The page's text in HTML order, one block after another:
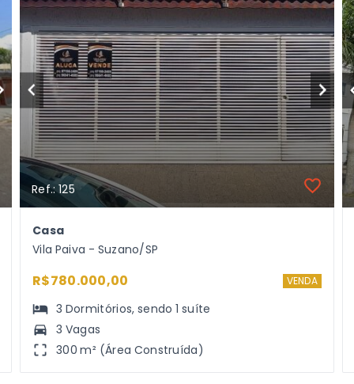
Ref.: 125
Casa
Vila Paiva - Suzano/SP
R$780.000,00 VENDA
3 Dormitórios, sendo1 suíte
3 Vagas
300 m² (Área Construída)